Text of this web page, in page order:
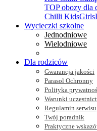
TOP obozy dla
Chilli KidsGirls
Wycieczki szkolne
Jednodniowe
Wielodniowe
Dla rodziców
Gwarancja jakości
Parasol Ochronny
Polityka
Warunki
Regulamin serwisu
Twój poradnik
Praktyczne